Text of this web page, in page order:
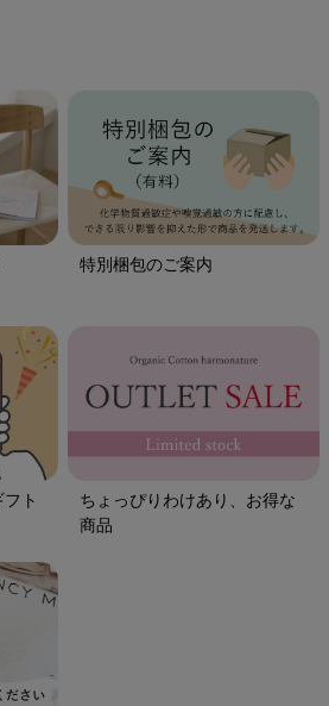
特別梱包のご案内
ト
ちょっぴりわけあり、お得な
商品